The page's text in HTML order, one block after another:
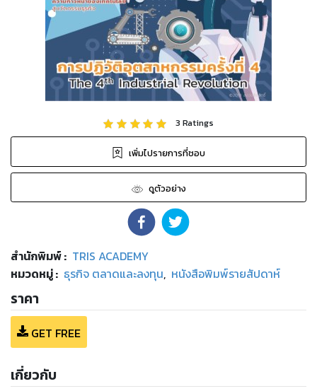
3 Ratings
เพิ่มไปรายการที่ชอบ
ดูตัวอย่าง
สำนักพิมพ์: TRIS ACADEMY
หมวดหมู่: ธุรกิจ ตลาดและลงทุน, หนังสือพิมพ์รายสัปดาห์
ราคา
GET FREE
เกี่ยวกับ